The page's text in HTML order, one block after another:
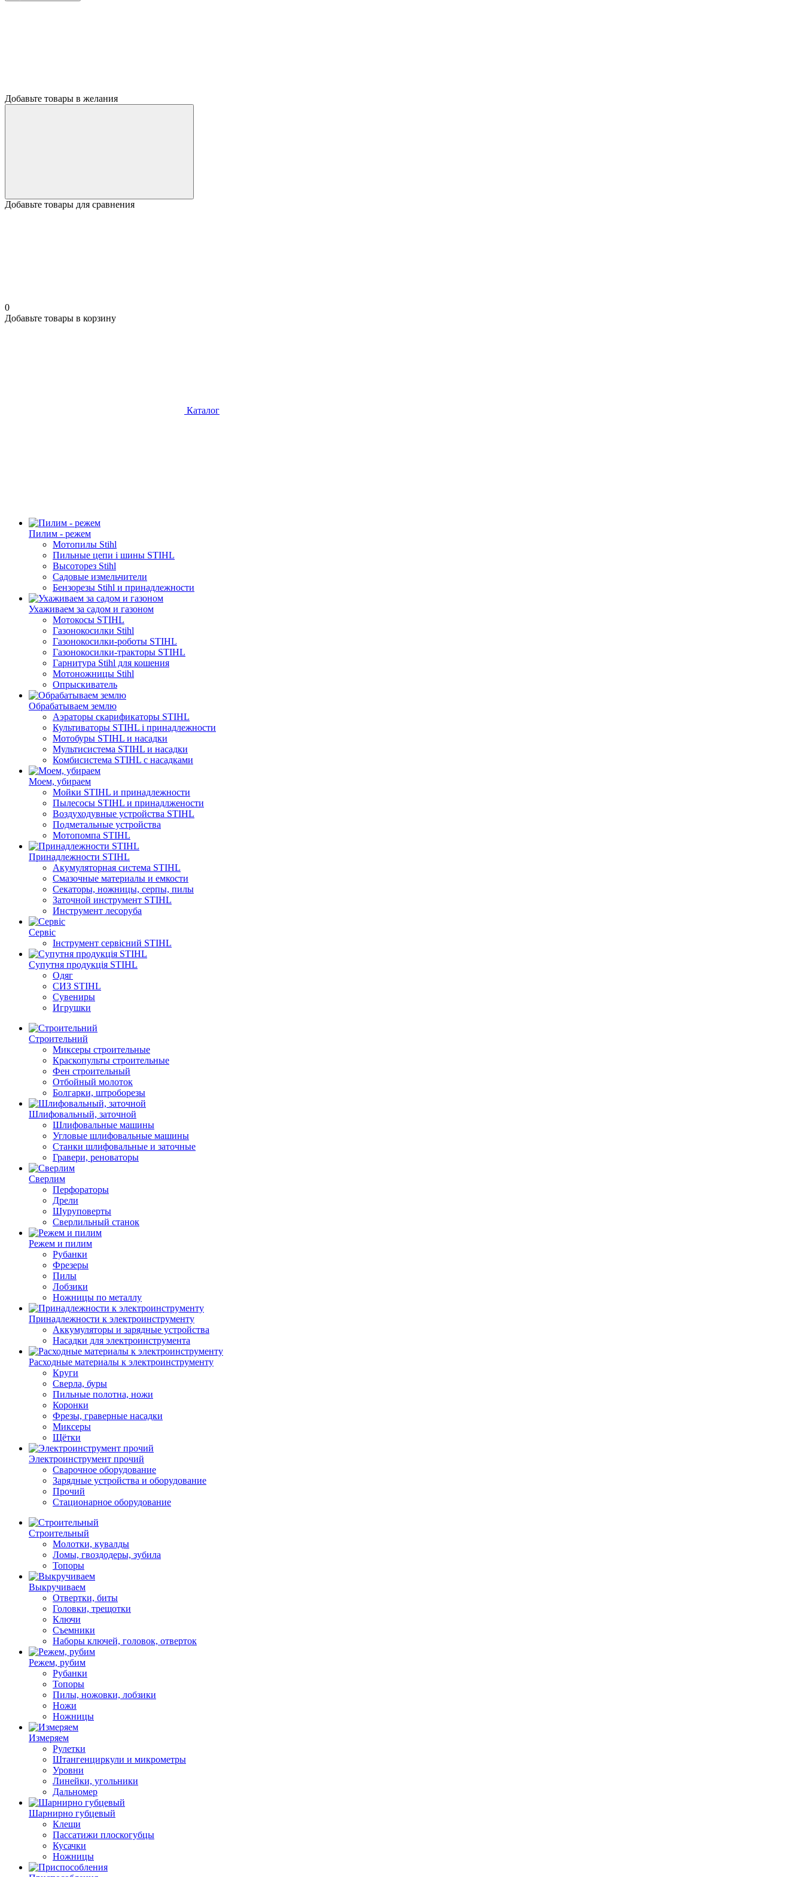
Добавьте товары в желания
Добавьте товары для сравнения
0
Добавьте товары в корзину
Каталог
Пилим - режем
Мотопилы Stihl
Пильные цепи і шины STIHL
Высоторез Stihl
Садовые измельчители
Бензорезы Stihl и принадлежности
Ухаживаем за садом и газоном
Мотокосы STIHL
Газонокосилки Stihl
Газонокосилки-роботы STIHL
Газонокосилки-тракторы STIHL
Гарнитура Stihl для кошения
Мотоножницы Stihl
Опрыскиватель
Обрабатываем землю
Аэраторы скарификаторы STIHL
Культиваторы STIHL і принадлежности
Мотобуры STIHL и насадки
Мультисистема STIHL и насадки
Комбисистема STIHL с насадками
Моем, убираем
Мойки STIHL и принадлежности
Пылесосы STIHL и принадлжености
Воздуходувные устройства STIHL
Подметальные устройства
Мотопомпа STIHL
Принадлежности STIHL
Акумуляторная система STIHL
Смазочные материалы и емкости
Секаторы, ножницы, серпы, пилы
Заточной инструмент STIHL
Инструмент лесоруба
Сервіс
Інструмент сервісний STIHL
Супутня продукція STIHL
Одяг
CИЗ STIHL
Сувениры
Игрушки
Строительний
Миксеры строительные
Краскопульты строительные
Фен строительный
Отбойный молоток
Болгарки, штроборезы
Шлифовальный, заточной
Шлифовальные машины
Угловые шлифовальные машины
Станки шлифовальные и заточные
Гравери, реноваторы
Сверлим
Перфораторы
Дрели
Шуруповерты
Сверлильный станок
Режем и пилим
Рубанки
Фрезеры
Пилы
Лобзики
Ножницы по металлу
Принадлежности к электроинструменту
Аккумуляторы и зарядные устройства
Насадки для электроинструмента
Расходные материалы к электроинструменту
Круги
Сверла, буры
Пильные полотна, ножи
Коронки
Фрезы, граверные насадки
Миксеры
Щётки
Электроинструмент прочий
Сварочное оборудование
Зарядные устройства и оборудование
Прочий
Стационарное оборудование
Строительный
Молотки, кувалды
Ломы, гвоздодеры, зубила
Топоры
Выкручиваем
Отвертки, биты
Головки, трещотки
Ключи
Съемники
Наборы ключей, головок, отверток
Режем, рубим
Рубанки
Топоры
Пилы, ножовки, лобзики
Ножи
Ножницы
Измеряем
Рулетки
Штангенциркули и микрометры
Уровни
Линейки, угольники
Дальномер
Шарнирно губцевый
Клещи
Пассатижи плоскогубцы
Кусачки
Ножницы